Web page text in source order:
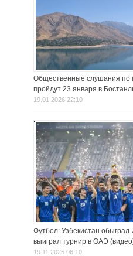
Общественные слушания по
пройдут 23 января в
19.01.2026 22:10
Футбол: Узбекистан обыграл
выиграл турнир в ОАЭ
19.11.2025 06:10